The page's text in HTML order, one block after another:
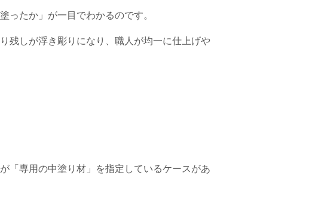
ったか」が一目でわかるのです。
残しが浮き彫りになり、職人が均一に仕上げや
「専用の中塗り材」を指定しているケースがあ